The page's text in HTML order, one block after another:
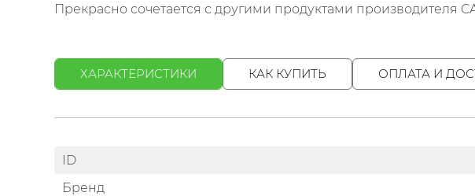
Прекрасно сочетается с другими продуктами производителя
ХАРАКТЕРИСТИКИ КАК КУПИТЬ ОПЛАТА И
ID
Бренд